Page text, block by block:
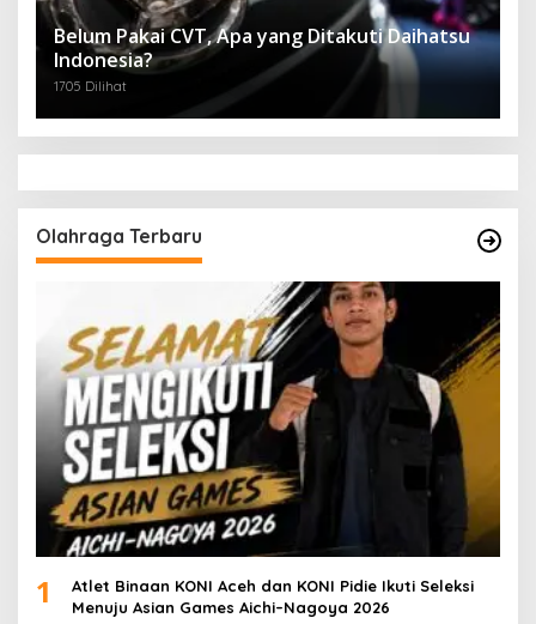
Belum Pakai CVT, Apa yang Ditakuti Daihatsu
Indonesia?
1705 Dilihat
Olahraga Terbaru
1
Atlet Binaan KONI Aceh dan KONI Pidie Ikuti Seleksi
Menuju Asian Games Aichi–Nagoya 2026